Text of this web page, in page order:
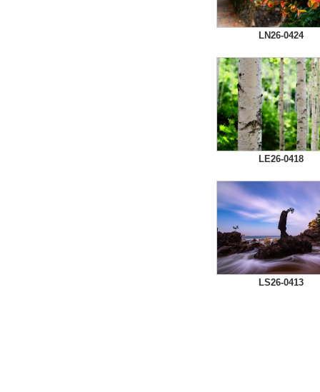
LN26-0424
LE26-0418
LS26-0413